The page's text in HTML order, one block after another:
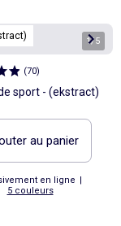
1/5
(70)
sport - (ekstract)
au panier
en ligne |
5 couleurs